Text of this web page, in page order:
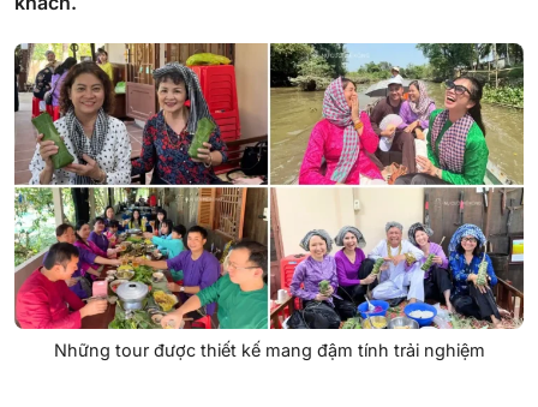
Những tour được thiết kế mang đậm tính trải nghiệm